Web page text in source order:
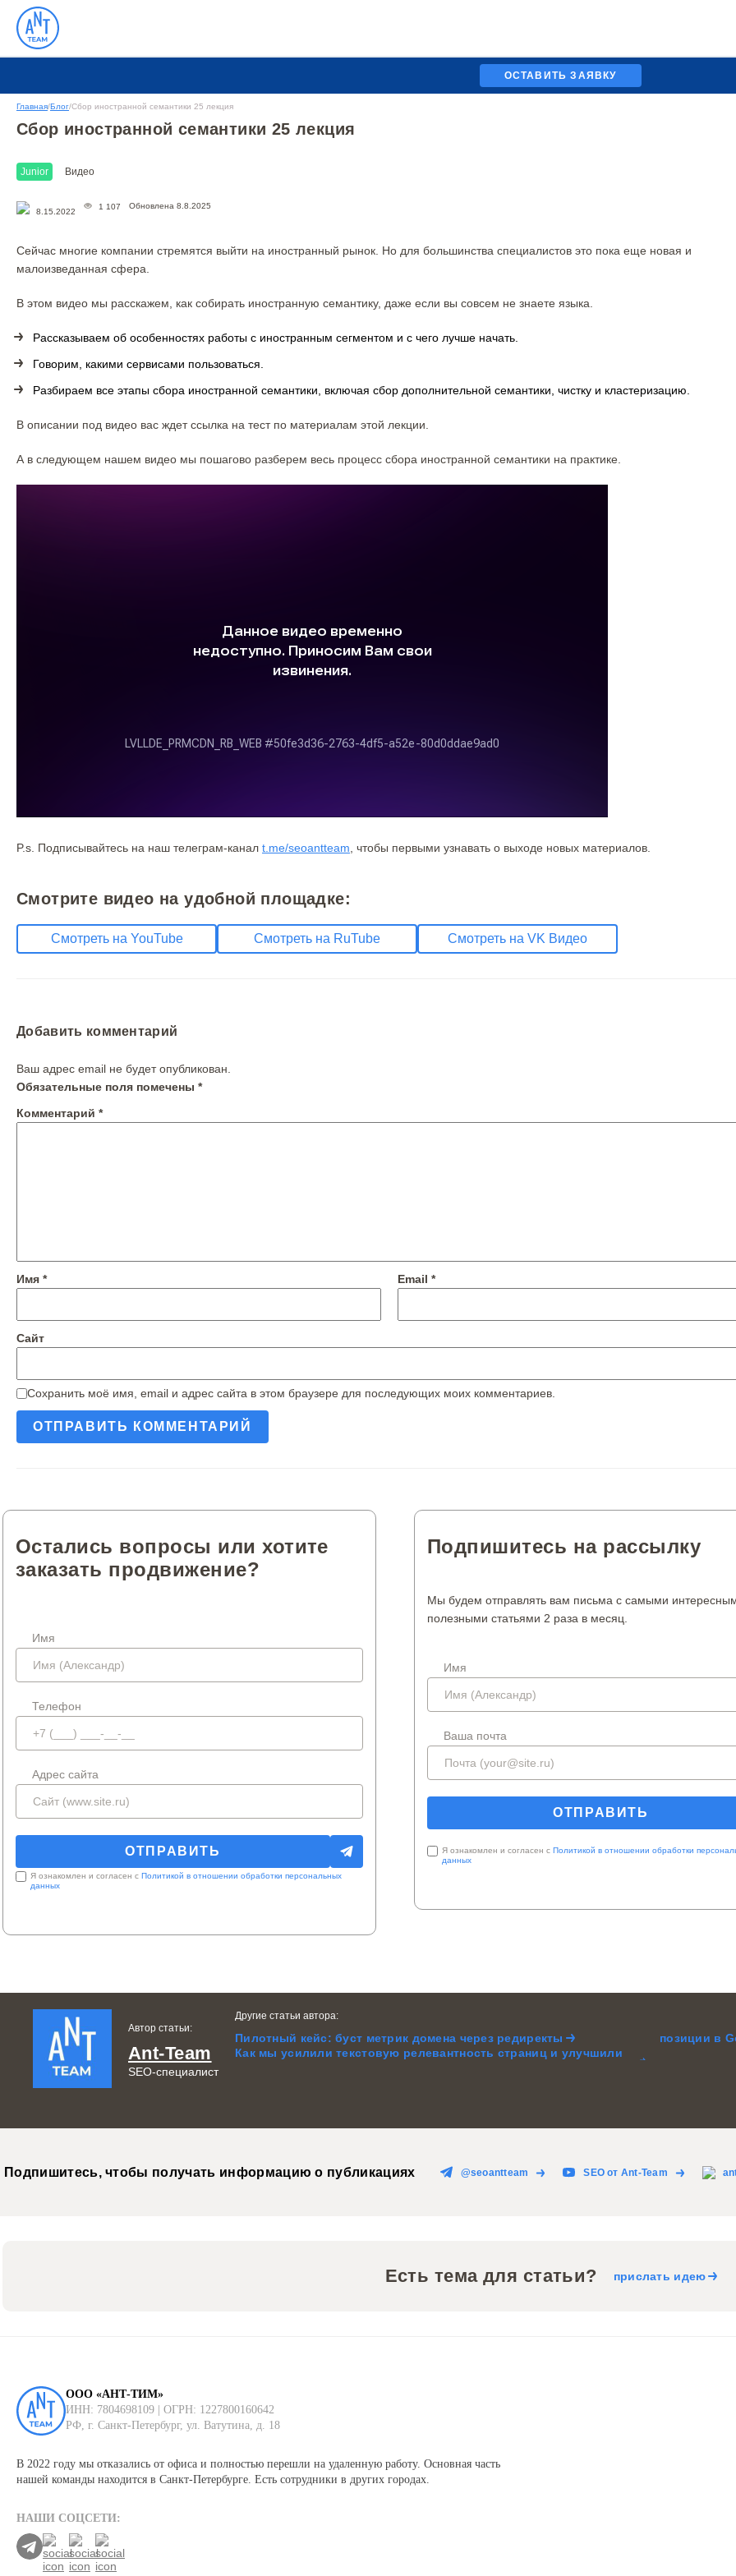
ОСТАВИТЬ ЗАЯВКУ
Главная/Блог/Сбор иностранной семантики 25 лекция
Сбор иностранной семантики 25 лекция
Junior Видео
8.15.2022
1 107 Обновлена 8.8.2025
Сейчас многие компании стремятся выйти на иностранный рынок. Но для большинства специалистов это пока еще новая и
малоизведанная сфера.
В этом видео мы расскажем, как собирать иностранную семантику, даже если вы совсем не знаете языка.
Рассказываем об особенностях работы с иностранным сегментом и с чего лучше начать.
Говорим, какими сервисами пользоваться.
Разбираем все этапы сбора иностранной семантики, включая сбор дополнительной семантики, чистку и кластеризацию.
В описании под видео вас ждет ссылка на тест по материалам этой лекции.
А в следующем нашем видео мы пошагово разберем весь процесс сбора иностранной семантики на практике.
P.s. Подписывайтесь на наш телеграм-канал t.me/seoantteam , чтобы первыми узнавать о выходе новых материалов.
Смотрите видео на удобной площадке:
Смотреть на YouTube Смотреть на RuTube Смотреть на VK Видео
Добавить комментарий
Ваш адрес email не будет опубликован.
Обязательные поля помечены *
Комментарий *
Имя * Email *
Сайт
Сохранить моё имя, email и адрес сайта в этом браузере для последующих моих комментариев.
Остались вопросы или хотите
заказать продвижение?
Имя
Телефон
Адрес сайта
Я ознакомлен и согласен с Политикой в отношении обработки персональных
данных
Подпишитесь на рассылку
Мы будем отправлять вам письма с самыми
полезными статьями 2 раза в месяц.
Имя
Ваша почта
Я ознакомлен и согласен с Политикой в отношении обработки
данных
Автор статьи:
Ant-Team
SEO-специалист
Другие статьи автора:
Пилотный кейс: буст метрик домена через редиректы
Как мы усилили текстовую релевантность страниц и улучшили
позиции в
Подпишитесь, чтобы получать информацию о публикациях @seoantteam SEO от Ant-Team
Есть тема для статьи? прислать идею
ООО «АНТ-ТИМ»
ИНН: 7804698109 | ОГРН: 1227800160642
РФ, г. Санкт-Петербург, ул. Ватутина, д. 18
В 2022 году мы отказались от офиса и полностью перешли на удаленную работу. Основная часть
нашей команды находится в Санкт-Петербурге. Есть сотрудники в других городах.
НАШИ СОЦСЕТИ: